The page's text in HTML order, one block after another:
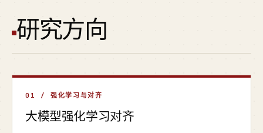
研究方向
01 / 强化学习与对齐
大模型强化学习对齐